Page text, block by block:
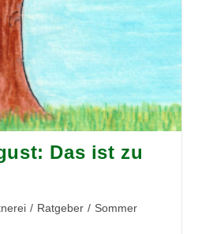
Das ist zu
/ Ratgeber / Sommer